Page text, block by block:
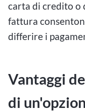
carta di credito o
fattura
differire i
Vantaggi
di